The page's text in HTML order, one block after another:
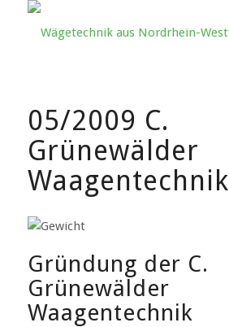
05/2009 C.
Grünewälder
Waagentechnik
Gründung der C.
Grünewälder
Waagentechnik